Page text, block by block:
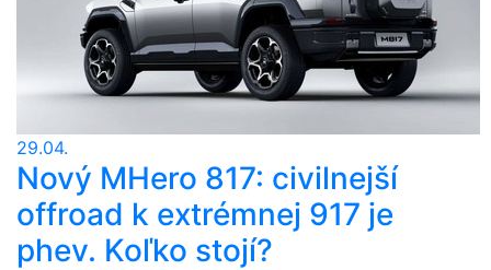
29.04.
Nový MHero 817: civilnejší
offroad k extrémnej 917 je
phev. Koľko stojí?